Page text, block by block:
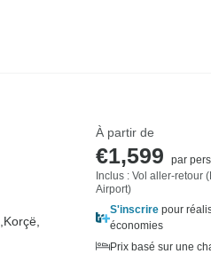
Korçë,
À partir de
€1,599
par
Inclus : Vol aller-retour
Airport)
S'inscrire pour
économies
Prix basé sur une